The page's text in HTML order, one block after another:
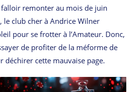
remonter au mois de juin
le club cher à Andrice Wilner
pour se frotter à l’Amateur. Donc,
de profiter de la méforme de
déchirer cette mauvaise page.